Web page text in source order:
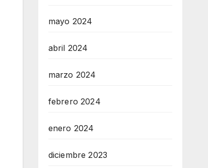
mayo 2024
abril 2024
marzo 2024
febrero 2024
enero 2024
diciembre 2023